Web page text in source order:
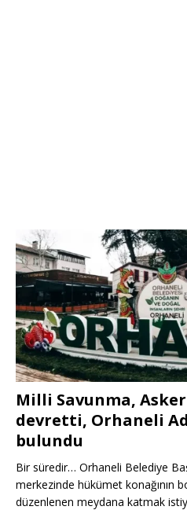
Milli Savunma,
devretti, Orhaneli
bulundu
Bir süredir… Orhaneli Belediye
merkezinde hükümet konağının
düzenlenen meydana katmak